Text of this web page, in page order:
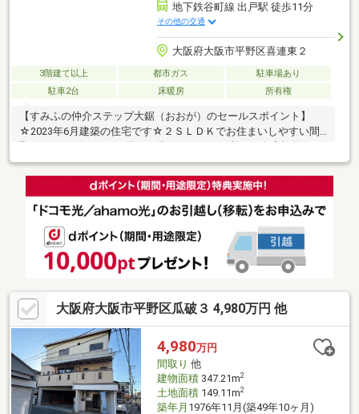
地下鉄谷町線 出戸駅 徒歩11分
その他の交通
大阪府大阪市平野区喜連東２
3階建て以上 都市ガス
駐車場あり
駐車2台
床暖房 所有権
【すみふの仲介ステップ大鋸（おおが）のセールスポイント】
☆2023年6月建築の住宅です☆２ＳＬＤＫでお住まいしやすい間
の時間も増えそうなくつろぎのＬＤＫ☆後片付けもラクラクな食
洗器付キッチン☆駐車２台可能（車種による）【設備】☆食器洗
い付き乾燥機☆浴室乾燥☆温水洗浄便座☆ダウンライト☆床暖房
あり（リビング部分）☆ペアガラス
大阪府大阪市平野区瓜破３ 4,980万円 他
4,980万円
間取り 他
建物面積347.21m2
土地面積149.11m2
築年月 1976年11月(築49年10ヶ月)